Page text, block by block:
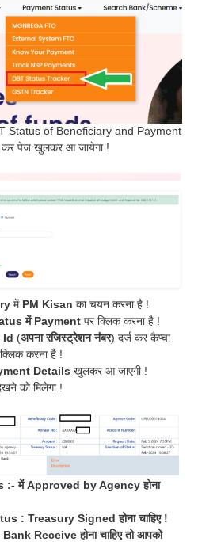
Status of Beneficiary and Payment
पेज खुलकर आ जायेगा !
में PM Kisan का चयन करना है !
में Payment पर क्लिक करना है !
Id (अपना रजिस्ट्रेशन नंबर) दर्ज कर कैप्चा
करना है !
Details खुलकर आ जाएगी !
को मिलेगा !
में Approved by Agency होना
: Treasury Signed होना चाहिए !
Receive होना चाहिए तो आपको